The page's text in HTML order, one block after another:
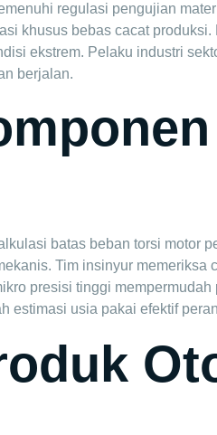
regulasi pengujian
khusus bebas cacat
ekstrem. Pelaku industri
berjalan.
batas beban torsi motor
Tim insinyur memeriksa
presisi tinggi
estimasi usia pakai efektif